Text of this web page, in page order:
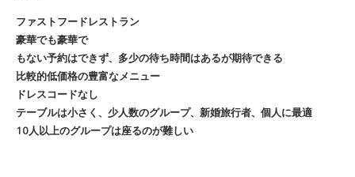
ファストフードレストラン
豪華でも豪華で
もない予約はできず、多少の待ち時間はあるが期待できる
比較的低価格の豊富なメニュー
ドレスコードなし
テーブルは小さく、少人数のグループ、新婚旅行者、個人に最適
10人以上のグループは座るのが難しい